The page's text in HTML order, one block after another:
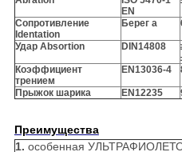
EN
Сопротивление
Identation
Берег a
Удар Absortion DIN14808
Коэффициент
трением
EN13036-4
Прыжок шарика EN12235
Преимущества
1. особенная